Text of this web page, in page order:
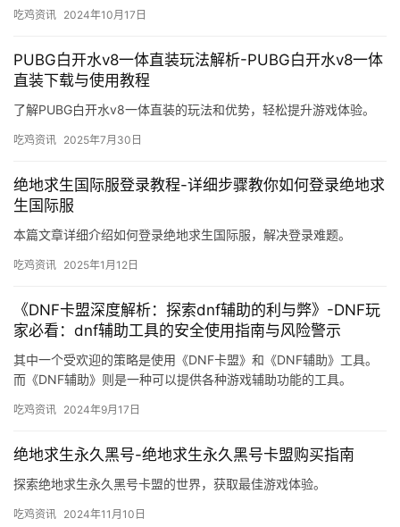
吃鸡资讯 2024年10月17日
PUBG白开水v8一体直装玩法解析-PUBG白开水v8一体
直装下载与使用教程
了解PUBG白开水v8一体直装的玩法和优势，轻松提升游戏体验。
吃鸡资讯 2025年7月30日
绝地求生国际服登录教程-详细步骤教你如何登录绝地求
生国际服
本篇文章详细介绍如何登录绝地求生国际服，解决登录难题。
吃鸡资讯 2025年1月12日
《DNF卡盟深度解析：探索dnf辅助的利与弊》-DNF玩
家必看：dnf辅助工具的安全使用指南与风险警示
其中一个受欢迎的策略是使用《DNF卡盟》和《DNF辅助》工具。
而《DNF辅助》则是一种可以提供各种游戏辅助功能的工具。
吃鸡资讯 2024年9月17日
绝地求生永久黑号-绝地求生永久黑号卡盟购买指南
探索绝地求生永久黑号卡盟的世界，获取最佳游戏体验。
吃鸡资讯 2024年11月10日